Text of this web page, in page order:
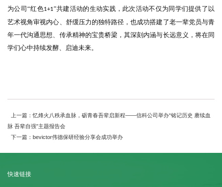
为公司 “红色1+1”共建活动的生动实践，此次活动不仅为同学们提供了以
艺术视角审视内心、舒缓压力的独特路径，也成功搭建了老一辈党员与青
年一代沟通思想、传承精神的宝贵桥梁，其深刻内涵与长远意义，将在同
学们心中持续发酵、启迪未来。
上一篇：忆烽火八秩承血脉，砺青春吾辈启新程——信科公司举办“铭记历史 赓续血
脉 吾辈自强”主题报告会
下一篇：bevictor伟德保研经验分享会成功举办
快速链接